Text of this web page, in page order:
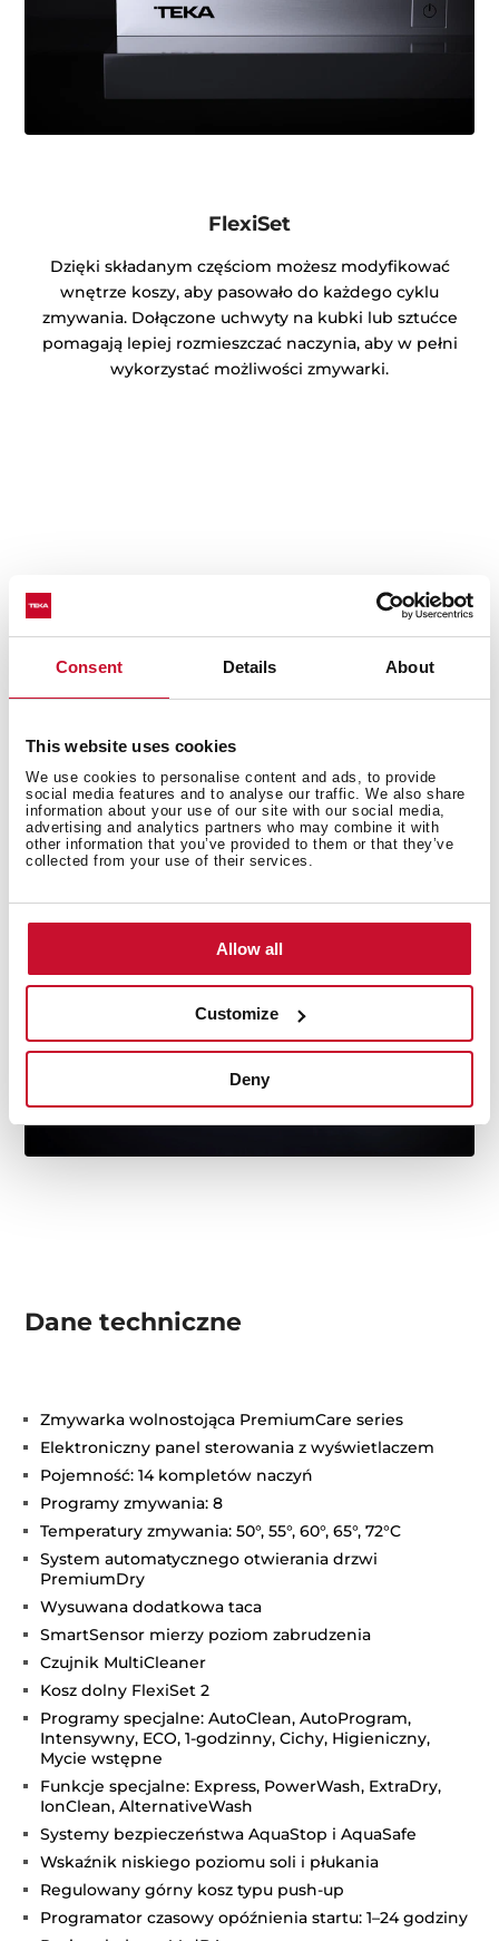
Consent Details About
This website uses cookies
We use cookies to personalise content and ads, to provide
social media features and to analyse our traffic. We also share
information about your use of our site with our social media,
advertising and analytics partners who may combine it with
other information that you’ve provided to them or that they’ve
collected from your use of their services.
Allow all
Customize
Deny
FlexiSet
Dzięki składanym częściom możesz modyfikować
wnętrze koszy, aby pasowało do każdego cyklu
zmywania. Dołączone uchwyty na kubki lub sztućce
pomagają lepiej rozmieszczać naczynia, aby w pełni
wykorzystać możliwości zmywarki.
Funkcja Express
Funkcja ta odpowiada za regulację ciśnienia wody w
celu szybszego uzyskania doskonałych rezultatów
zmywania, skracając czas wybranego programu mycia
nawet o 70%.
Dane techniczne
Zmywarka wolnostojąca PremiumCare series
Elektroniczny panel sterowania z wyświetlaczem
Pojemność: 14 kompletów naczyń
Programy zmywania: 8
Temperatury zmywania: 50°, 55°, 60°, 65°, 72°C
System automatycznego otwierania drzwi
PremiumDry
Wysuwana dodatkowa taca
SmartSensor mierzy poziom zabrudzenia
Czujnik MultiCleaner
Kosz dolny FlexiSet 2
Programy specjalne: AutoClean, AutoProgram,
Intensywny, ECO, 1-godzinny, Cichy, Higieniczny,
Mycie wstępne
Funkcje specjalne: Express, PowerWash, ExtraDry,
IonClean, AlternativeWash
Systemy bezpieczeństwa AquaStop i AquaSafe
Wskaźnik niskiego poziomu soli i płukania
Regulowany górny kosz typu push-up
Programator czasowy opóźnienia startu: 1–24 godziny